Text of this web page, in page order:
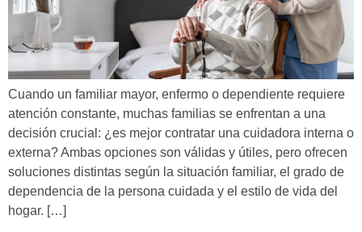
Cuando un familiar mayor, enfermo o dependiente requiere
atención constante, muchas familias se enfrentan a una
decisión crucial: ¿es mejor contratar una cuidadora interna o
externa? Ambas opciones son válidas y útiles, pero ofrecen
soluciones distintas según la situación familiar, el grado de
dependencia de la persona cuidada y el estilo de vida del
hogar. […]